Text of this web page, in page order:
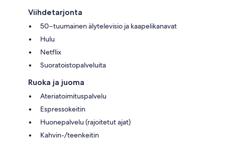
Viihdetarjonta
50−tuumainen älytelevisio ja kaapelikanavat
Hulu
Netflix
Suoratoistopalveluita
Ruoka ja juoma
Ateriatoimituspalvelu
Espressokeitin
Huonepalvelu (rajoitetut ajat)
Kahvin-/teenkeitin